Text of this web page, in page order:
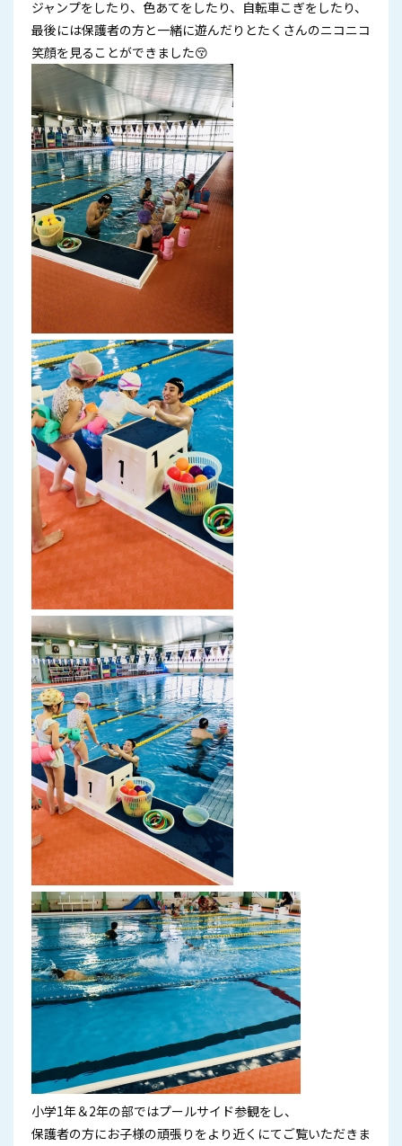
ジャンプをしたり、色あてをしたり、自転車こぎをしたり、
最後には保護者の方と一緒に遊んだりとたくさんのニコニコ
笑顔を見ることができました😚
小学1年＆2年の部ではプールサイド参観をし、
保護者の方にお子様の頑張りをより近くにてご覧いただきま